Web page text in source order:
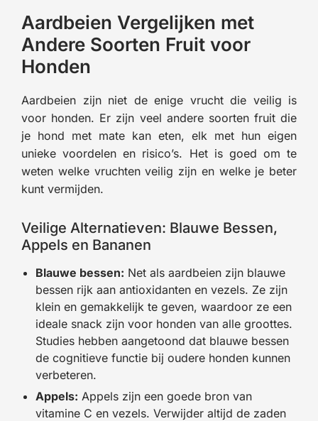
Aardbeien Vergelijken met
Andere Soorten Fruit voor
Honden
Aardbeien zijn niet de enige vrucht die veilig is
voor honden. Er zijn veel andere soorten fruit die
je hond met mate kan eten, elk met hun eigen
unieke voordelen en risico’s. Het is goed om te
weten welke vruchten veilig zijn en welke je beter
kunt vermijden.
Veilige Alternatieven: Blauwe Bessen,
Appels en Bananen
Blauwe bessen: Net als aardbeien zijn blauwe
bessen rijk aan antioxidanten en vezels. Ze zijn
klein en gemakkelijk te geven, waardoor ze een
ideale snack zijn voor honden van alle groottes.
Studies hebben aangetoond dat blauwe bessen
de cognitieve functie bij oudere honden kunnen
verbeteren.
Appels: Appels zijn een goede bron van
vitamine C en vezels. Verwijder altijd de zaden